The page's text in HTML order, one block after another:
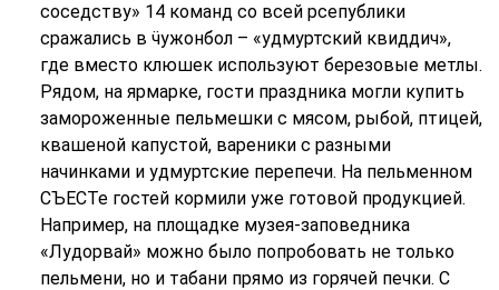
соседству» 14 команд со всей рсепублики
сражались в ӵужонбол – «удмуртский квиддич»,
где вместо клюшек используют березовые метлы.
Рядом, на ярмарке, гости праздника могли купить
замороженные пельмешки с мясом, рыбой, птицей,
квашеной капустой, вареники с разными
начинками и удмуртские перепечи. На пельменном
СЪЕСТе гостей кормили уже готовой продукцией.
Например, на площадке музея-заповедника
«Лудорвай» можно было попробовать не только
пельмени, но и табани прямо из горячей печки. С